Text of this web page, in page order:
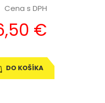
Cena s DPH
€
DO KOŠÍKA